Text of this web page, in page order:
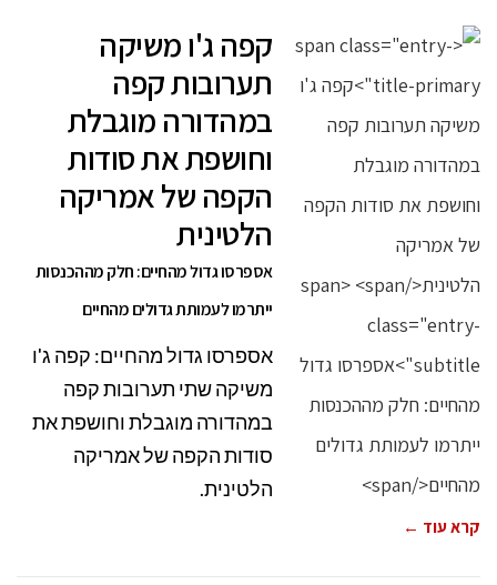
קפה ג'ו משיקה
תערובות קפה
במהדורה מוגבלת
וחושפת את סודות
הקפה של אמריקה
הלטינית
אספרסו גדול מהחיים: חלק מההכנסות
ייתרמו לעמותת גדולים מהחיים
אספרסו גדול מהחיים: קפה ג'ו
משיקה שתי תערובות קפה
במהדורה מוגבלת וחושפת את
סודות הקפה של אמריקה
הלטינית.
קרא עוד ←